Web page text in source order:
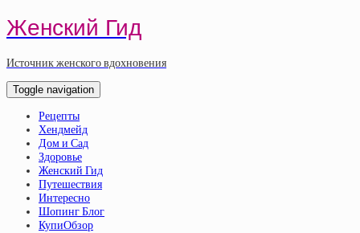
Женский Гид
Источник женского вдохновения
Toggle navigation
Рецепты
Хендмейд
Дом и Сад
Здоровье
Женский Гид
Путешествия
Интересно
Шопинг Блог
КупиОбзор